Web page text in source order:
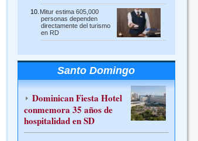
Mitur estima 605,000
personas dependen
directamente del turismo
en RD
Santo Domingo
Dominican Fiesta Hotel
conmemora 35 años de
hospitalidad en SD